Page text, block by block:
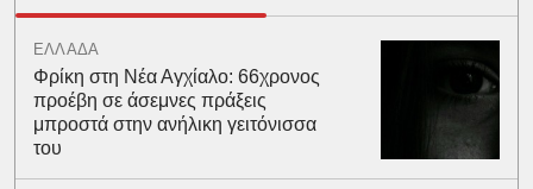
ΕΛΛΑΔΑ
Φρίκη στη Νέα Αγχίαλο: 66χρονος
προέβη σε άσεμνες πράξεις
μπροστά στην ανήλικη γειτόνισσα
του